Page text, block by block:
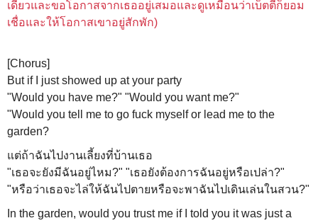
เดียวและขอโอกาสจากเธออยู่เสมอและดูเหมือนว่าเบ็ตตีก็ยอม
เชื่อและให้โอกาสเขาอยู่สักพัก)
[Chorus]
But if I just showed up at your party
"Would you have me?" "Would you want me?"
"Would you tell me to go fuck myself or lead me to the
garden?
แต่ถ้าฉันไปงานเลี้ยงที่บ้านเธอ
"เธอจะยังมีฉันอยู่ไหม?" "เธอยังต้องการฉันอยู่หรือเปล่า?"
"หรือว่าเธอจะไล่ให้ฉันไปตายหรือจะพาฉันไปเดินเล่นในสวน?"
In the garden, would you trust me if I told you it was just a